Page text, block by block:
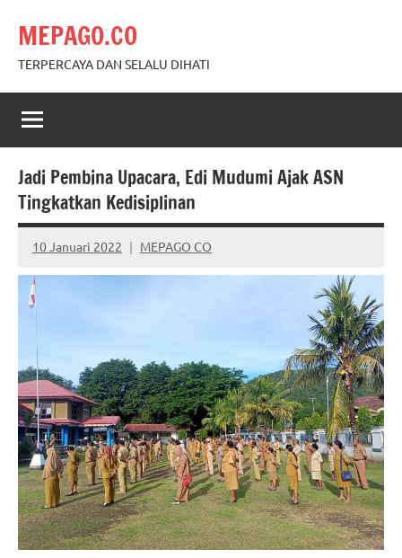
content
MEPAGO.CO
TERPERCAYA DAN SELALU DIHATI
Jadi Pembina Upacara, Edi Mudumi Ajak ASN
Tingkatkan Kedisiplinan
10 Januari 2022 MEPAGO CO
No
comments